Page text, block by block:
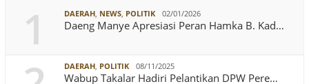
1 DAERAH, NEWS, POLITIK 02/01/2026
Daeng Manye Apresiasi Peran Hamka B. Kad…
DAERAH, POLITIK 08/11/2025
Wabup Takalar Hadiri Pelantikan DPW Pere…